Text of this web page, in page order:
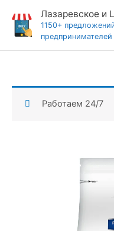
содержимому
Лазаревское и
1150+
предпринимателей
Работаем 24/7